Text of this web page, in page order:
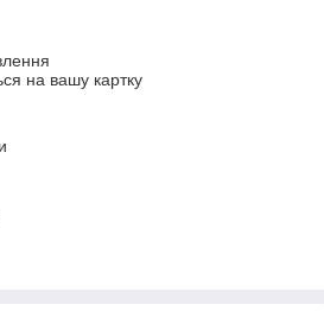
на вашу картку